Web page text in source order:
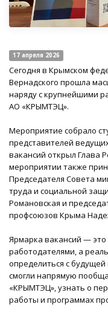
17 апреля 2026
Сегодня в Крымском
Вернадского прошла
наряду с крупнейшими
АО «КРЫМТЭЦ».
Мероприятие собрало
представителей
вакансий открыл Глава
мероприятии также
Председателя Совета
труда и социальной
Романовская и
профсоюзов Крыма
Ярмарка вакансий — это
работодателями, а
определиться с
смогли напрямую
«КРЫМТЭЦ», узнать о
работы и программах